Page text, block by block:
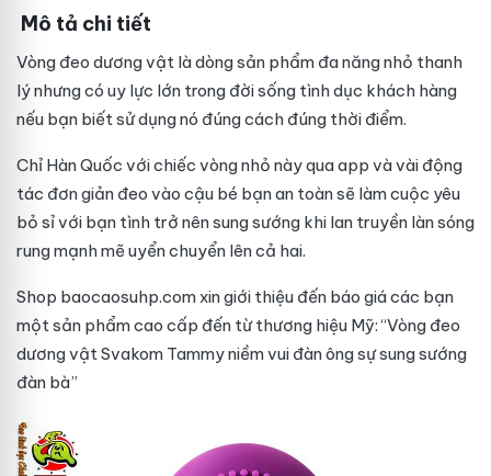
Mô tả chi tiết
Vòng đeo dương vật là dòng sản phẩm đa năng nhỏ thanh
lýnhưng có uy lực lớn trong đời sống tình dục khách hàng
nếu bạn biết sử dụng nó đúng cách đúng thời điểm.
Chỉ Hàn Quốc với chiếc vòng nhỏ nàyqua app và vài động
tác đơn giản đeo vào cậu bé bạnan toànsẽ làm cuộc yêu
bỏ sỉvới bạn tình trở nên sung sướng khi lan truyền làn sóng
rung mạnh mẽ uyển chuyển lên cả hai.
Shop baocaosuhp.com xin giới thiệu đến báo giácác bạn
một sản phẩm cao cấp đến từ thương hiệu Mỹ: “Vòng đeo
dương vật Svakom Tammy niềm vui đàn ông sự sung sướng
đàn bà”